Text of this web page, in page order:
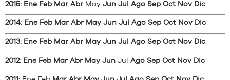
2015: Ene Feb Mar Abr May Jun Jul Ago Sep Oct Nov Dic
2014: Ene Feb Mar Abr May Jun Jul Ago Sep Oct Nov Dic
2013: Ene Feb Mar Abr May Jun Jul Ago Sep Oct Nov Dic
2012: Ene Feb Mar Abr May Jun Jul Ago Sep Oct Nov Dic